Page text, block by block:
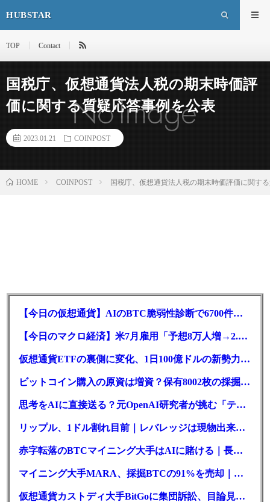
HUBSTAR
TOP Contact
国税庁、仮想通貨法人税の期末時価評
価に関する質疑応答事例を公表
2023.01.21 COINPOST
HOME COINPOST 国税庁、仮想通貨法人税の期末時価評価に関す
【今日の仮想通貨】AIのBTC脆弱性診断で6700件の指摘。赤字マイニング企業はAIに賭ける
【今日のマクロ経済】米7月雇用「予想8万人増→2.3万人減」で利上げ観測後退
仮想通貨ETFの裏側に変化、1日100億ドルの新勢力がSEC登録
ビットコイン購入の原資は増資？保有8002枚の採掘企業の実態とは
思考をAIに直接送る？元OpenAI研究者が挑む「テレパシー」開発とは
リップル、1ドル割れ目前｜レバレッジは現物出来高の6倍超
赤字転落のBTCマイニング大手はAIに賭ける｜長期負債17.8億ドル
マイニング大手MARA、採掘BTCの91%を売却｜純損失6億ドル
仮想通貨カストディ大手BitGoに集団訴訟、目論見書が争点に